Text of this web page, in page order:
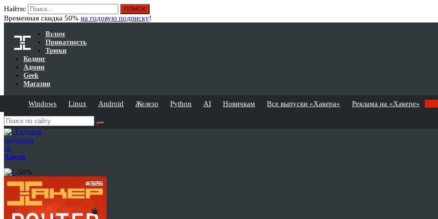
Найти:
Временная скидка 50% на годовую подписку!
Взлом
Приватность
Трюки
Кодинг
Админ
Geek
Магазин
Windows Linux Android Железо Python AI Новичкам Все выпуски «Хакера» Реклама на «Хакере»
Годовая
подписка
на
Хакер
-50%